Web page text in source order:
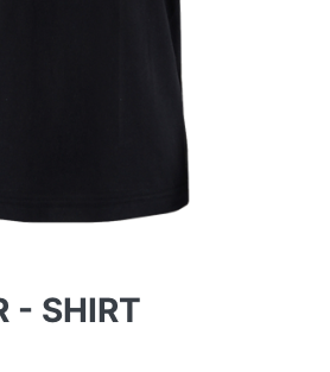
- SHIRT